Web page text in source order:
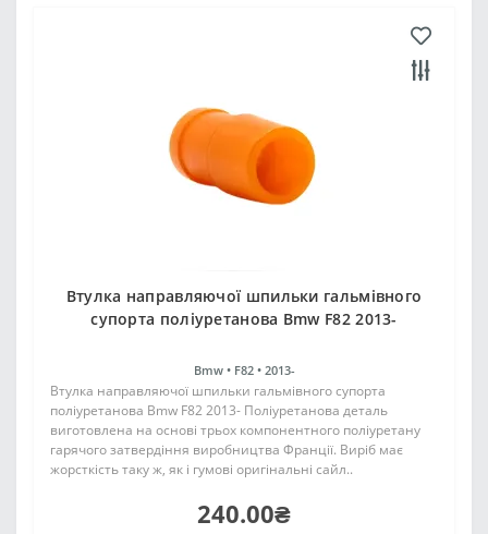
Втулка направляючої шпильки гальмівного
супорта поліуретанова Bmw F82 2013-
Bmw • F82 • 2013-
Втулка направляючої шпильки гальмівного супорта
поліуретанова Bmw F82 2013- Поліуретанова деталь
виготовлена на основі трьох компонентного поліуретану
гарячого затвердіння виробництва Франції. Виріб має
жорсткість таку ж, як і гумові оригінальні сайл..
240.00₴